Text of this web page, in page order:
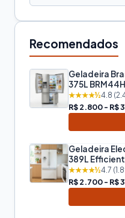
Recomendados
Geladeira
375L
★★★★½4.8
R$ 2.800 - R$
Geladeira
389L Efficient
★★★★½4.7
R$ 2.700 - R$